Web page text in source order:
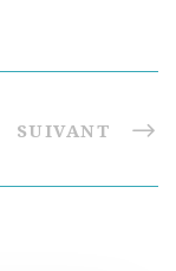
SUIVANT